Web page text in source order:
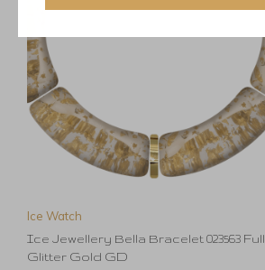
Ice Watch
Ice Jewellery Bella Bracelet 023563 Full
Glitter Gold GD